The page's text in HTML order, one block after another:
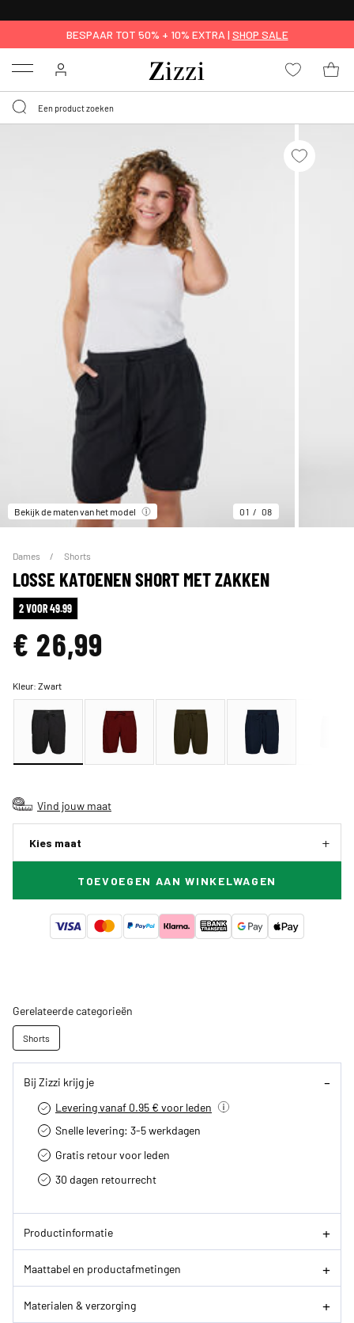
BESPAAR TOT 50% + 10% EXTRA | SHOP SALE
Menu
Bekijk de maten van het model 01 08
Dames Shorts
LOSSE KATOENEN SHORT MET ZAKKEN
2 VOOR 49.99
€ 26,99
Kleur:Zwart
Vind jouw maat
Kies maat
TOEVOEGEN AAN WINKELWAGEN
Gerelateerde categorieën
Shorts
Bij Zizzi krijg je
Levering vanaf 0.95 € voor leden
Snelle levering: 3-5 werkdagen
Gratis retour voor leden
30 dagen retourrecht­
Productinformatie
Maattabel en productafmetingen
Materialen & verzorging